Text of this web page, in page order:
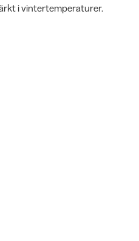
i vintertemperaturer.